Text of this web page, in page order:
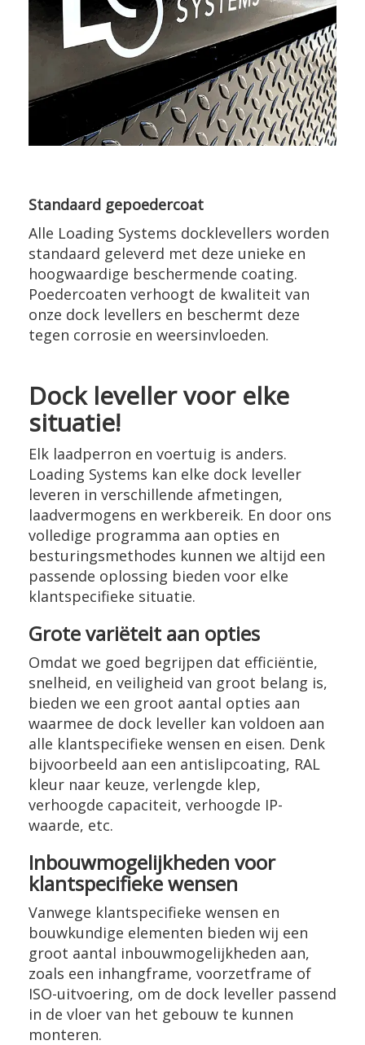
Standaard gepoedercoat
Alle Loading Systems docklevellers worden
standaard geleverd met deze unieke en
hoogwaardige beschermende coating.
Poedercoaten verhoogt de kwaliteit van
onze dock levellers en beschermt deze
tegen corrosie en weersinvloeden.
Dock leveller voor elke
situatie!
Elk laadperron en voertuig is anders.
Loading Systems kan elke dock leveller
leveren in verschillende afmetingen,
laadvermogens en werkbereik. En door ons
volledige programma aan opties en
besturingsmethodes kunnen we altijd een
passende oplossing bieden voor elke
klantspecifieke situatie.
Grote variëteit aan opties
Omdat we goed begrijpen dat efficiëntie,
snelheid, en veiligheid van groot belang is,
bieden we een groot aantal opties aan
waarmee de dock leveller kan voldoen aan
alle klantspecifieke wensen en eisen. Denk
bijvoorbeeld aan een antislipcoating, RAL
kleur naar keuze, verlengde klep,
verhoogde capaciteit, verhoogde IP-
waarde, etc.
Inbouwmogelijkheden voor
klantspecifieke wensen
Vanwege klantspecifieke wensen en
bouwkundige elementen bieden wij een
groot aantal inbouwmogelijkheden aan,
zoals een inhangframe, voorzetframe of
ISO-uitvoering, om de dock leveller passend
in de vloer van het gebouw te kunnen
monteren.